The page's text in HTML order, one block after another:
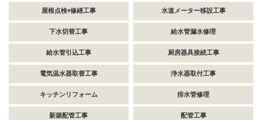
屋根点検+修繕工事 水道メーター移設工事
下水切替工事 給水管漏水修理
給水管引込工事 厨房器具接続工事
電気温水器取替工事 浄水器取付工事
キッチンリフォーム 排水管修理
新築配管工事 配管工事